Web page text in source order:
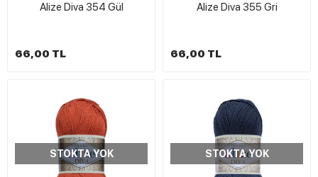
Alize Diva 354 Gül
66,00 TL
Alize Diva 355 Gri
66,00 TL
STOKTA YOK STOKTA YOK